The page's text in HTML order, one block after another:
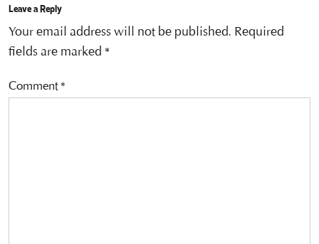
Leave a Reply
Your email address will not be published. Required
fields are marked *
Comment*